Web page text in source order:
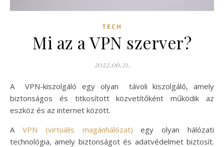
TECH
Mi az a VPN szerver?
2022.06.21.
A VPN-kiszolgáló egy olyan távoli kiszolgáló, amely
biztonságos és titkosított közvetítőként működik az
eszköz és az internet között.
A VPN (virtuális magánhálózat) egy olyan hálózati
technológia, amely biztonságot és adatvédelmet biztosít.